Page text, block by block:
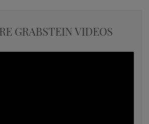
GRABSTEIN VIDEOS